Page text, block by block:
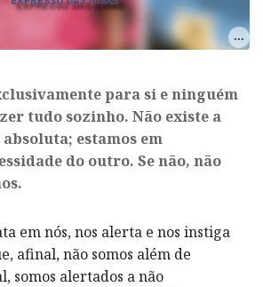
para si e ninguém
tudo sozinho. Não existe a
estamos em
do outro. Se não, não
em nós, nos alerta e nos instiga
afinal, não somos além de
somos alertados a não